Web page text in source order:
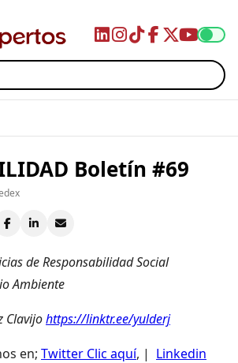
Boletín #69
de Responsabilidad Social
Ambiente
Clavijohttps://linktr.ee/yulderj
en; Twitter Clic aquí, | Linkedin